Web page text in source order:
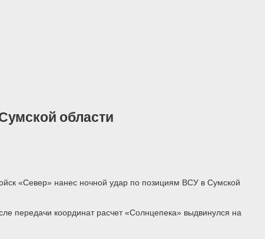
области
«Север» нанес ночной удар по позициям ВСУ в Сумской
передачи координат расчет «Солнцепека» выдвинулся на